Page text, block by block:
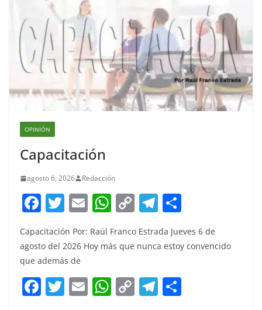
OPINIÓN
Capacitación
agosto 6, 2026 Redacción
F
a
c
e
b
o
T
itt
er
E
m
ai
W
at
A
p
C
p
Li
n
T
el
e
a
m
ar
e
Capacitación Por: Raúl Franco Estrada Jueves 6 de
agosto del 2026 Hoy más que nunca estoy convencido
que además de
F T E W C T